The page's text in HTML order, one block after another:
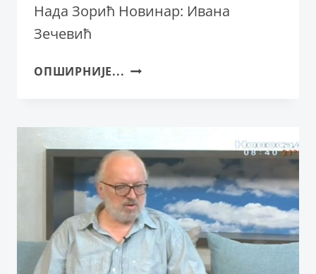
Нада Зорић Новинар: Ивана
Зечевић
ОПШИРНИЈЕ... АРТГОСТ: